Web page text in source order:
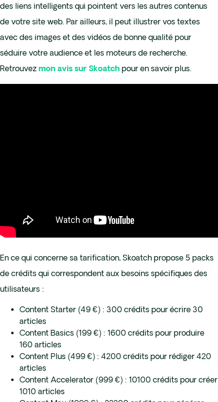
des liens intelligents qui pointent vers les autres contenus
de votre site web. Par ailleurs, il peut illustrer vos textes
avec des images et des vidéos de bonne qualité pour
séduire votre audience et les moteurs de recherche.
Retrouvez mon avis sur Skoatch pour en savoir plus.
En ce qui concerne sa tarification, Skoatch propose 5 packs
de crédits qui correspondent aux besoins spécifiques des
utilisateurs :
Content Starter (49 €) : 300 crédits pour écrire 30
articles
Content Basics (199 €) : 1600 crédits pour produire
160 articles
Content Plus (499 €) : 4200 crédits pour rédiger 420
articles
Content Accelerator (999 €) : 10100 crédits pour créer
1010 articles